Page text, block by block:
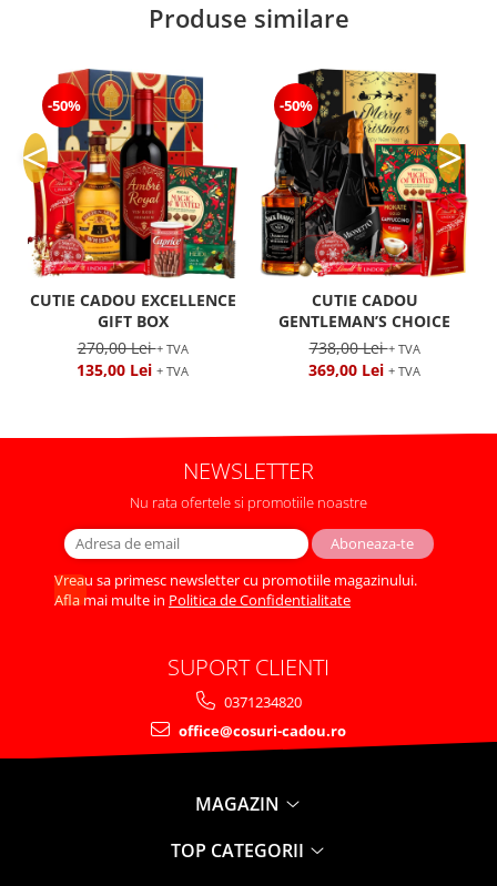
Produse similare
-50%
CUTIE CADOU EXCELLENCE
GIFT BOX
270,00 Lei+ TVA
135,00 Lei + TVA
-50%
CUTIE CADOU
GENTLEMAN’S CHOICE
738,00 Lei+ TVA
369,00 Lei + TVA
NEWSLETTER
Nu rata ofertele si promotiile noastre
Vreau sa primesc newsletter cu promotiile magazinului.
Afla mai multe in Politica de Confidentialitate
SUPORT CLIENTI
0371234820
office@cosuri-cadou.ro
MAGAZIN
TOP CATEGORII